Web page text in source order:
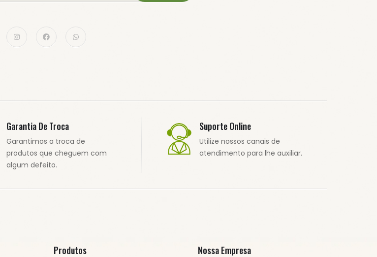
Garantia De Troca
Garantimos a troca de
produtos que cheguem com
algum defeito.
Suporte Online
Utilize nossos canais de
atendimento para lhe auxiliar.
Produtos Nossa Empresa